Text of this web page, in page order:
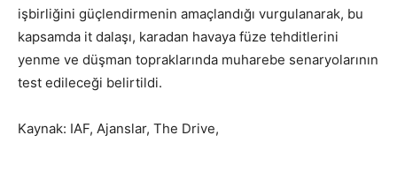
işbirliğini güçlendirmenin amaçlandığı vurgulanarak, bu
kapsamda it dalaşı, karadan havaya füze tehditlerini
yenme ve düşman topraklarında muharebe senaryolarının
test edileceği belirtildi.
Kaynak: IAF, Ajanslar, The Drive,